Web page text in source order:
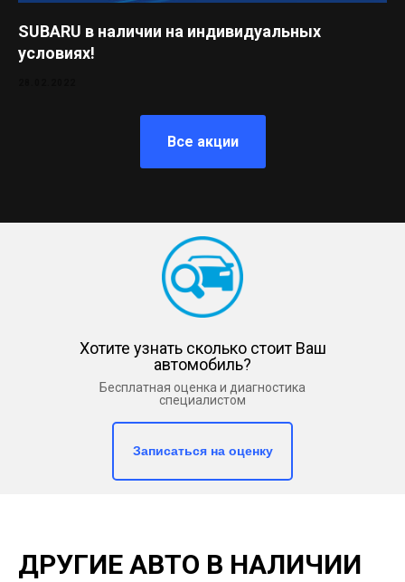
SUBARU в наличии на индивидуальных
условиях!
Все акции
Записаться на оценку
Хотите узнать сколько стоит Ваш
автомобиль?
Бесплатная оценка и диагностика
специалистом
ДРУГИЕ АВТО В НАЛИЧИИ